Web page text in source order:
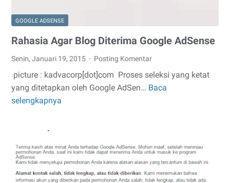
GOOGLE ADSENSE
Rahasia Agar Blog Diterima Google AdSense
Senin, Januari 19, 2015 Posting Komentar
picture : kadvacorp[dot]com Proses seleksi yang ketat
yang ditetapkan oleh Google AdSen… Baca
selengkapnya
Rahasia
AdSense